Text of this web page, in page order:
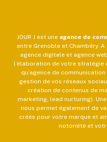
JOUR J est une agence de
entre Grenoble et Chambéry.
agence digitale et agence
l’élaboration de votre stratégie
qu’agence de
gestion de vos réseaux
création de contenus de
marketing, lead nurturing).
nous permet également de
créés pour votre marque et
notoriété et